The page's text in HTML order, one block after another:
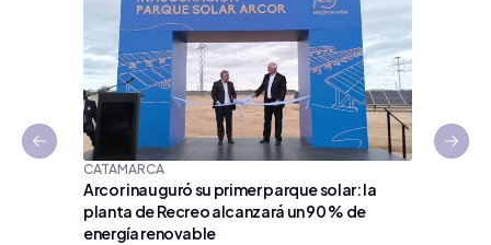
CATAMARCA
Arcor inauguró su primer parque solar: la
planta de Recreo alcanzará un 90 % de
energía renovable
Previous slide Next